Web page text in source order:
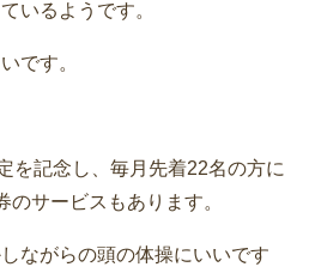
いるようです。
です。
を記念し、毎月先着22名の方に
サービスもあります。
ながらの頭の体操にいいです